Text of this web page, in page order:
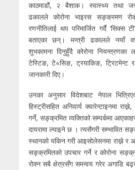
काठमाडौं, २ बैशाक। स्वास्थ्य तथा
ढकालले कोरोना भाइरस सङ्क्रमण
रणनीतिलाई थप परिमार्जित गर्दै ‘सिक्स
बताएका छन्। मन्त्री ढकालले नयाँ
शुभकामना दिनुहुँदै कोरोना नियन्त्रणका
टेस्टिङ, टे«सिङ, ट्रयाकिङ, ट्रिटमेन्ट
जानकारी दिए।
उनका अनुसार विदेशबाट नेपाल
हिस्ट्रीसहित अनिवार्य क्वारेन्टाइनमा
गर्ने, सङ्क्रमित व्यक्तिको सम्पर्कमा
दायरामा ल्याइने छ । त्यसैगरी सम्भावित
स्थानको यकिन गरी आइसोलेसनमा राख्ने
सङ्क्रमितको उपचार गर्ने र कोरोना
रोक्न सबै क्षेत्रसँग समन्वय गरेर अगाडि